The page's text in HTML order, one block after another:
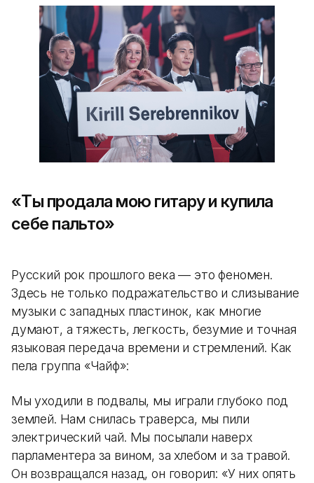
«Ты продала мою гитару и купила
себе пальто»
Русский рок прошлого века — это феномен.
Здесь не только подражательство и слизывание
музыки с западных пластинок, как многие
думают, а тяжесть, легкость, безумие и точная
языковая передача времени и стремлений. Как
пела группа «Чайф»:
Мы уходили в подвалы, мы играли глубоко под
землей. Нам снилась траверса, мы пили
электрический чай. Мы посылали наверх
парламентера за вином, за хлебом и за травой.
Он возвращался назад, он говорил: «У них опять